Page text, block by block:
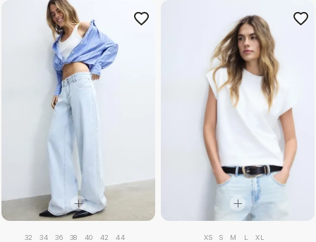
32 34 36 38 40 42 44 XS S M L XL